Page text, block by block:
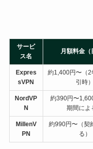
サービ
ス名
月額料金（
Expres
sVPN
約1,400円〜（2
引時）
NordVP
N
約390円〜
期間によ
MillenV
PN
約990円〜（契
る）